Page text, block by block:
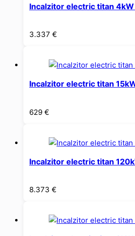
Incalzitor electric titan 4kW
3.337 €
Incalzitor electric titan
629 €
Incalzitor electric titan
8.373 €